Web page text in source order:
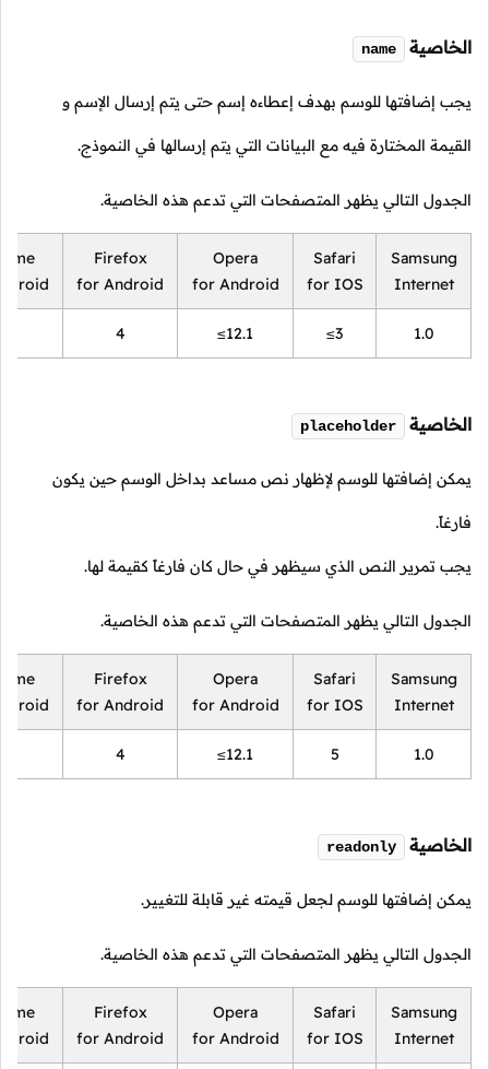
الخاصية name
يجب إضافتها للوسم بهدف إعطاءه إسم حتى يتم إرسال الإسم و
القيمة المختارة فيه مع البيانات التي يتم إرسالها في النموذج.
الجدول التالي يظهر المتصفحات التي تدعم هذه الخاصية.
Firefox
for Android
Opera
for Android
Safari
for IOS
Samsung
Internet
4 ≤12.1 ≤3 1.0
الخاصية placeholder
يمكن إضافتها للوسم لإظهار نص مساعد بداخل الوسم حين يكون
فارغاً.
يجب تمرير النص الذي سيظهر في حال كان فارغاً كقيمة لها.
الجدول التالي يظهر المتصفحات التي تدعم هذه الخاصية.
Firefox
for Android
Opera
for Android
Safari
for IOS
Samsung
Internet
4 ≤12.1 5 1.0
الخاصية readonly
يمكن إضافتها للوسم لجعل قيمته غير قابلة للتغيير.
الجدول التالي يظهر المتصفحات التي تدعم هذه الخاصية.
Firefox
for Android
Opera
for Android
Safari
for IOS
Samsung
Internet